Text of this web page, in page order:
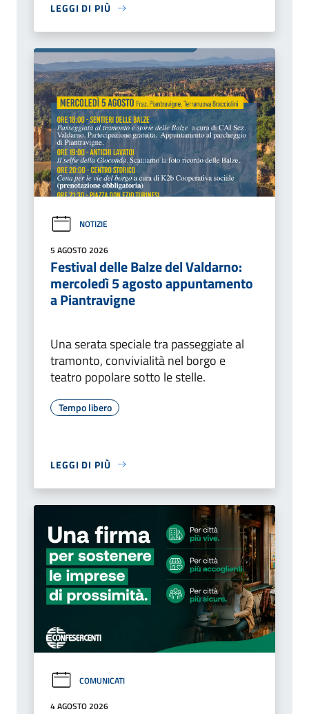
LEGGI DI PIÙ
NOTIZIE
5 AGOSTO 2026
Festival delle Balze del Valdarno:
mercoledì 5 agosto appuntamento
a Piantravigne
Una serata speciale tra passeggiate al
tramonto, convivialità nel borgo e
teatro popolare sotto le stelle.
Tempo libero
LEGGI DI PIÙ
COMUNICATI
4 AGOSTO 2026